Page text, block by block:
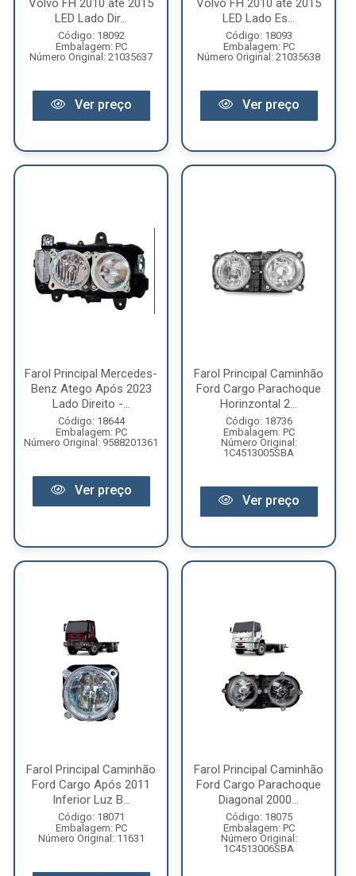
Volvo FH 2010 até 2015
LED Lado Dir...
Código: 18092
Embalagem: PC
Número Original: 21035637
Ver preço
Volvo FH 2010 até 2015
LED Lado Es...
Código: 18093
Embalagem: PC
Número Original: 21035638
Ver preço
Farol Principal Mercedes-
Benz Atego Após 2023
Lado Direito -...
Código: 18644
Embalagem: PC
Número Original: 9588201361
Ver preço
Farol Principal Caminhão
Ford Cargo Parachoque
Horinzontal 2...
Código: 18736
Embalagem: PC
Número Original:
1C4513005SBA
Ver preço
Farol Principal Caminhão
Ford Cargo Após 2011
Inferior Luz B...
Código: 18071
Embalagem: PC
Número Original: 11631
Farol Principal Caminhão
Ford Cargo Parachoque
Diagonal 2000...
Código: 18075
Embalagem: PC
Número Original:
1C4513006SBA